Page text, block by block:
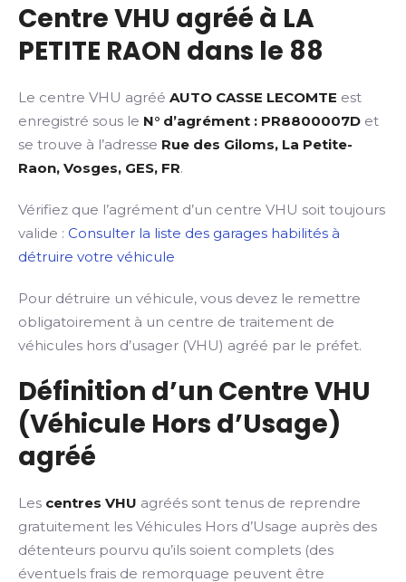
Centre VHU agréé à LA
PETITE RAON dans le 88
Le centre VHU agréé AUTO CASSE LECOMTE est
enregistré sous le N° d’agrément : PR8800007D et
se trouve à l’adresse Rue des Giloms, La Petite-
Raon, Vosges, GES, FR.
Vérifiez que l’agrément d’un centre VHU soit toujours
valide : Consulter la liste des garages habilités à
détruire votre véhicule
Pour détruire un véhicule, vous devez le remettre
obligatoirement à un centre de traitement de
véhicules hors d’usager (VHU) agréé par le préfet.
Définition d’un Centre VHU
(Véhicule Hors d’Usage)
agréé
Les centres VHU agréés sont tenus de reprendre
gratuitement les Véhicules Hors d’Usage auprès des
détenteurs pourvu qu’ils soient complets (des
éventuels frais de remorquage peuvent être